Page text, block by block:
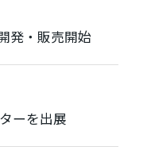
発・販売開始
ーを出展